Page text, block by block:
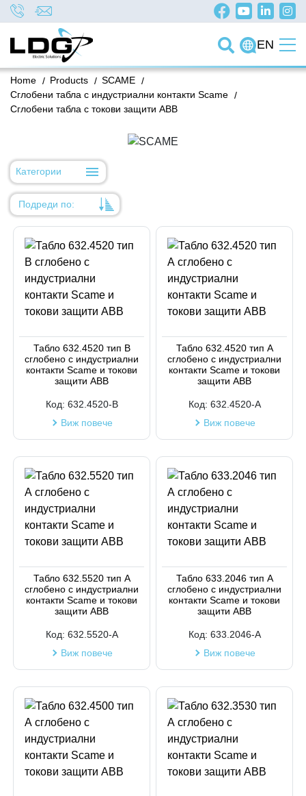
EN
/
Home /
Products /
SCAME
/
Сглобени табла с индустриални контакти Scame
Сглобени табла с токови защити ABB
Категории
Подреди по:
Име
Име
Табло 632.4520 тип B
сглобено с индустриални
контакти Scame и токови
защити ABB
Код: 632.4520-B
Виж повече
Табло 632.4520 тип А
сглобено с индустриални
контакти Scame и токови
защити ABB
Код: 632.4520-A
Виж повече
Табло 632.5520 тип А
сглобено с индустриални
контакти Scame и токови
защити ABB
Код: 632.5520-A
Виж повече
Табло 633.2046 тип А
сглобено с индустриални
контакти Scame и токови
защити ABB
Код: 633.2046-A
Виж повече